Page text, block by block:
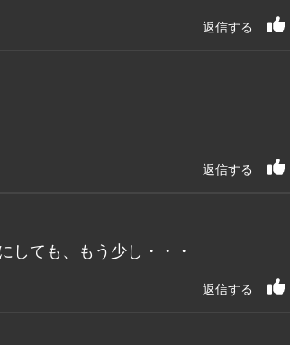
返信する
返信する
しても、もう少し・・・
返信する